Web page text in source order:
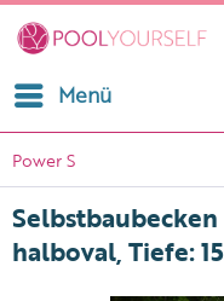
Menü
Power S
Selbstbaubecken
halboval, Tiefe: